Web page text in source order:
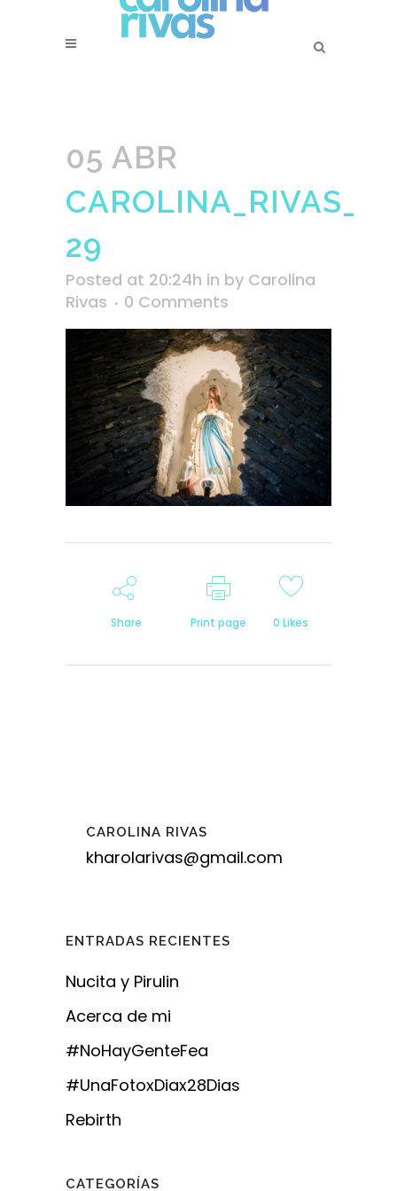
05 ABR
29
Posted at 20:24h in by Carolina
Rivas
0 Comments
Share Print page 0 Likes
CAROLINA RIVAS
kharolarivas@gmail.com
ENTRADAS RECIENTES
Nucita y Pirulin
Acerca de mi
#NoHayGenteFea
#UnaFotoxDiax28Dias
Rebirth
CATEGORÍAS